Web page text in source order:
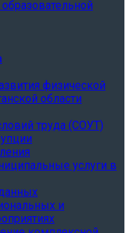
физической
области
труда (СОУТ)
услуги в
и